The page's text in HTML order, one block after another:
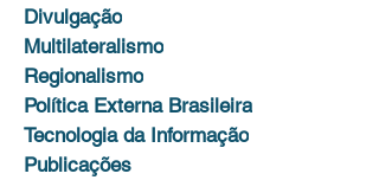
Divulgação
Multilateralismo
Regionalismo
Política Externa Brasileira
Tecnologia da Informação
Publicações